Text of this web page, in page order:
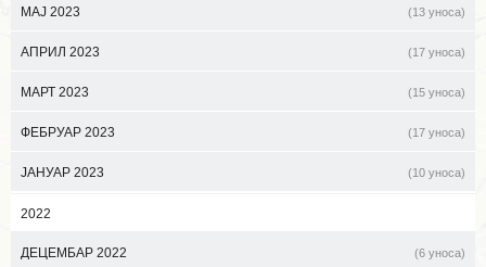
МАЈ 2023 (13 уноса)
АПРИЛ 2023 (17 уноса)
МАРТ 2023 (15 уноса)
ФЕБРУАР 2023 (17 уноса)
ЈАНУАР 2023 (10 уноса)
2022
ДЕЦЕМБАР 2022 (6 уноса)